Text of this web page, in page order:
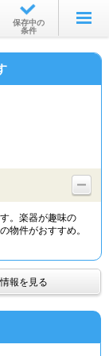
保存中の
条件
。楽器が趣味の
物件がおすすめ。
報を見る